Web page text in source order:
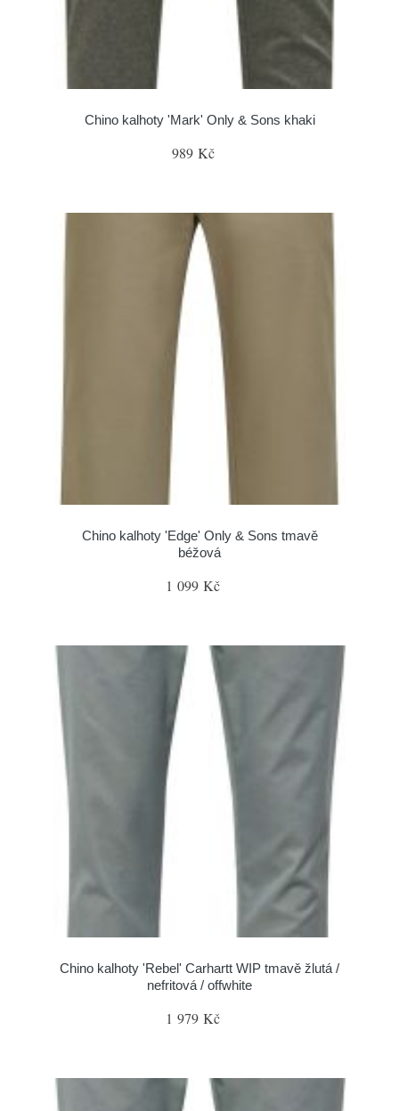
Chino kalhoty 'Mark' Only & Sons khaki
989 Kč
Chino kalhoty 'Edge' Only & Sons tmavě
béžová
1 099 Kč
Chino kalhoty 'Rebel' Carhartt WIP tmavě žlutá /
nefritová / offwhite
1 979 Kč